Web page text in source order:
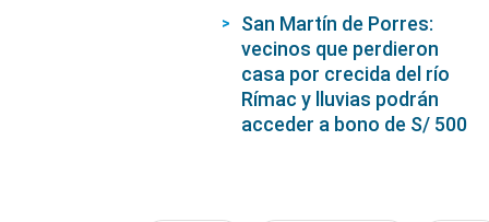
San Martín de Porres:
vecinos que perdieron
casa por crecida del río
Rímac y lluvias podrán
acceder a bono de S/ 500